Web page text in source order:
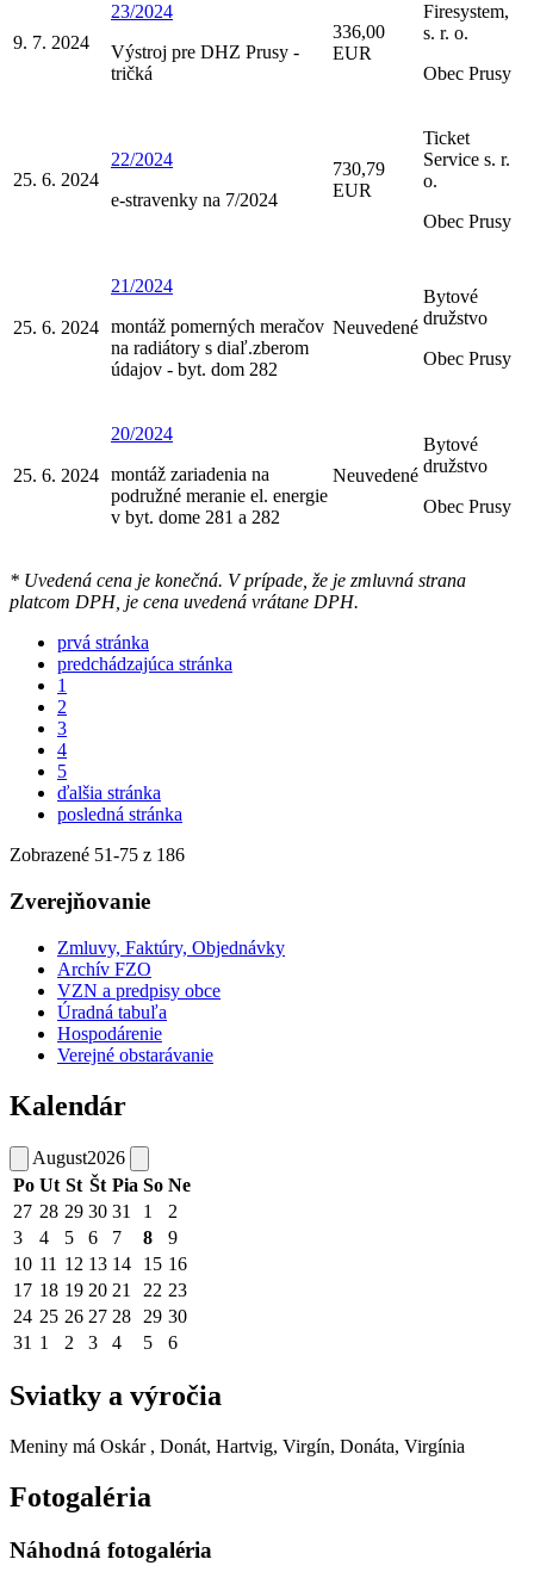
9. 7. 2024
23/2024
Výstroj pre DHZ Prusy -
tričká
336,00
EUR
Firesystem,
s. r. o.
Obec Prusy
25. 6. 2024
22/2024
e-stravenky na 7/2024
730,79
EUR
Ticket
Service s. r.
o.
Obec Prusy
25. 6. 2024
21/2024
montáž pomerných meračov
na radiátory s diaľ.zberom
údajov - byt. dom 282
Neuvedené
Bytové
družstvo
Obec Prusy
25. 6. 2024
20/2024
montáž zariadenia na
podružné meranie el. energie
v byt. dome 281 a 282
Neuvedené
Bytové
družstvo
Obec Prusy
* Uvedená cena je konečná. V prípade, že je zmluvná strana
platcom DPH, je cena uvedená vrátane DPH.
prvá stránka
predchádzajúca stránka
1
2
3
4
5
ďalšia stránka
posledná stránka
Zobrazené 51-75 z 186
Zverejňovanie
Zmluvy, Faktúry, Objednávky
Archív FZO
VZN a predpisy obce
Úradná tabuľa
Hospodárenie
Verejné obstarávanie
Kalendár
August2026
Po Ut St Št Pia So Ne
27 28 29 30 31 1
2
3
4 5 6 7 8
9
10 11 12 13 14 15 16
17 18 19 20 21 22 23
24 25 26 27 28 29 30
31 1 2 3 4 5 6
Sviatky a výročia
Meniny má Oskár , Donát, Hartvig, Virgín, Donáta, Virgínia
Fotogaléria
Náhodná fotogaléria